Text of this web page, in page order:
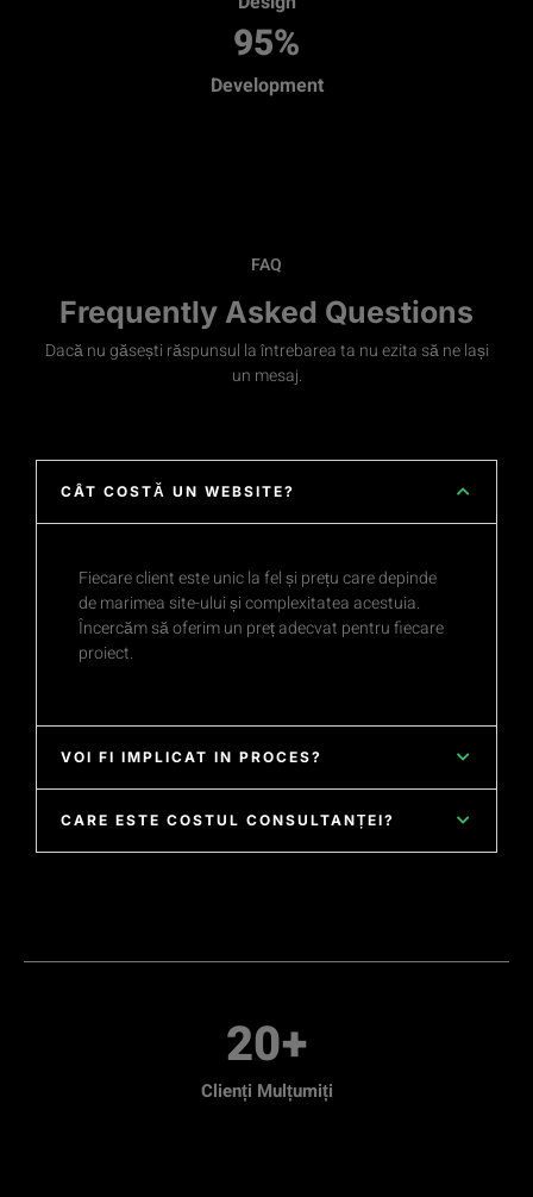
95%
Development
FAQ
Frequently Asked Questions
Dacă nu găsești răspunsul la întrebarea ta nu ezita să ne lași
un mesaj.
CÂT COSTĂ UN WEBSITE?
Fiecare client este unic la fel și prețu care depinde
de marimea site-ului și complexitatea acestuia.
Încercăm să oferim un preț adecvat pentru fiecare
proiect.
VOI FI IMPLICAT IN PROCES?
CARE ESTE COSTUL CONSULTANȚEI?
20+
Clienți Mulțumiți